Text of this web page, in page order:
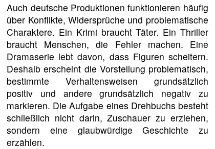
Auch deutsche Produktionen funktionieren häufig
über Konflikte, Widersprüche und problematische
Charaktere. Ein Krimi braucht Täter. Ein Thriller
braucht Menschen, die Fehler machen. Eine
Dramaserie lebt davon, dass Figuren scheitern.
Deshalb erscheint die Vorstellung problematisch,
bestimmte Verhaltensweisen grundsätzlich
positiv und andere grundsätzlich negativ zu
markieren. Die Aufgabe eines Drehbuchs besteht
schließlich nicht darin, Zuschauer zu erziehen,
sondern eine glaubwürdige Geschichte zu
erzählen.